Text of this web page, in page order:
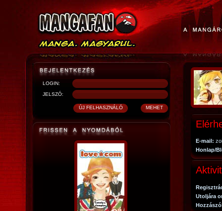
LOGIN:
JELSZÓ:
E-mail:
Honlap/
Utoljára